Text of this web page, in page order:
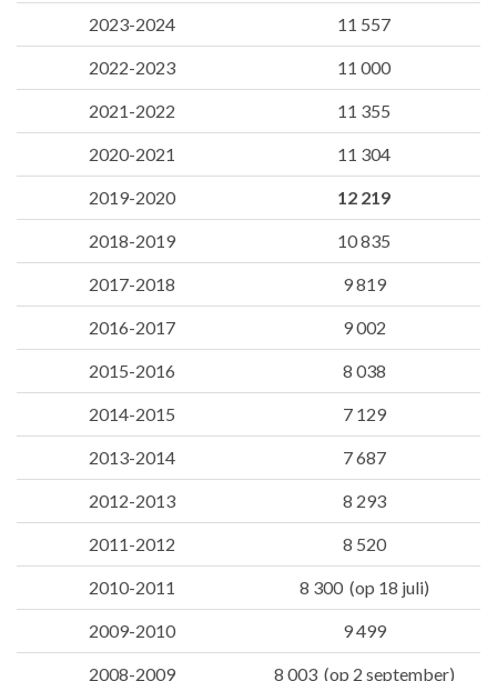
2023-2024 11 557
2022-2023 11 000
2021-2022 11 355
2020-2021 11 304
2019-2020 12 219
2018-2019 10 835
2017-2018 9 819
2016-2017 9 002
2015-2016 8 038
2014-2015 7 129
2013-2014 7 687
2012-2013 8 293
2011-2012 8 520
2010-2011 8 300 (op 18 juli)
2009-2010 9 499
2008-2009 8 003 (op 2 september)